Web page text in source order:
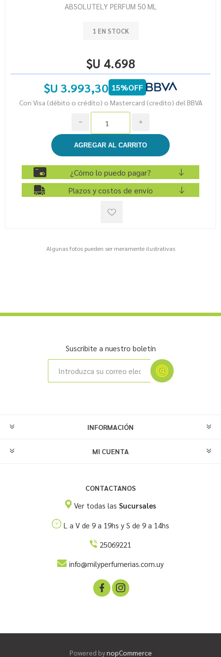
ABSOLUTELY PERFUM 50 ML
1 EN STOCK
$U 4.698
$U 3.993,30 15%OFF
Con Visa (débito o crédito) o Mastercard (credito) del BBVA
i
h
¿Cómo lo puedo pagar?
Plazos y costos de envío
Algunas fotos pueden ser meramente ilustrativas
Suscribite a nuestro boletín
INFORMACIÓN
MI CUENTA
CONTACTANOS
Ver todas lasSucursales
L a V de 9 a 19hs y S de 9 a 14hs
25069221
info@milyperfumerias.com.uy
Powered bynopCommerce